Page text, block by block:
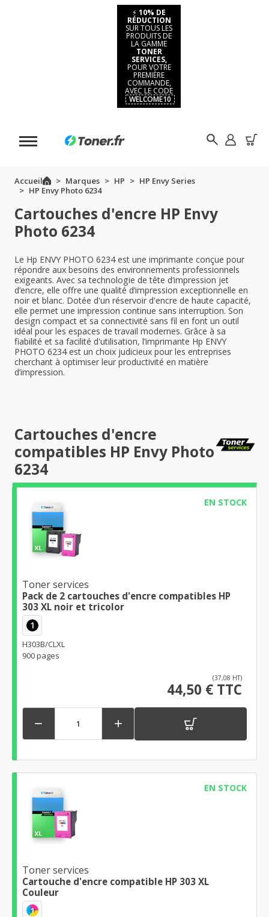
⚡ 10% DE
RÉDUCTION
SUR TOUS LES
PRODUITS DE
LA GAMME
TONER
SERVICES,
POUR VOTRE
PREMIÈRE
COMMANDE,
AVEC LE CODE
WELCOME10
Accueil Marques HP
HP Envy Series
HP Envy Photo 6234
Cartouches d'encre HP Envy
Photo 6234
Le Hp ENVY PHOTO 6234 est une imprimante conçue pour
répondre aux besoins des environnements professionnels
exigeants. Avec sa technologie de tête d’impression jet
d’encre, elle offre une qualité d’impression exceptionnelle en
noir et blanc. Dotée d'un réservoir d'encre de haute capacité,
elle permet une impression continue sans interruption. Son
design compact et sa connectivité sans fil en font un outil
idéal pour les espaces de travail modernes. Grâce à sa
fiabilité et sa facilité d'utilisation, l’imprimante Hp ENVY
PHOTO 6234 est un choix judicieux pour les entreprises
cherchant à optimiser leur productivité en matière
d’impression.
Cartouches d'encre
compatibles HP Envy Photo
6234
EN STOCK
Toner services
Pack de 2 cartouches d'encre compatibles HP
303 XL noir et tricolor
1
H303B/CLXL
900 pages
(37,08 HT)
44,50 € TTC
 
EN STOCK
Toner services
Cartouche d'encre compatible HP 303 XL
Couleur
1